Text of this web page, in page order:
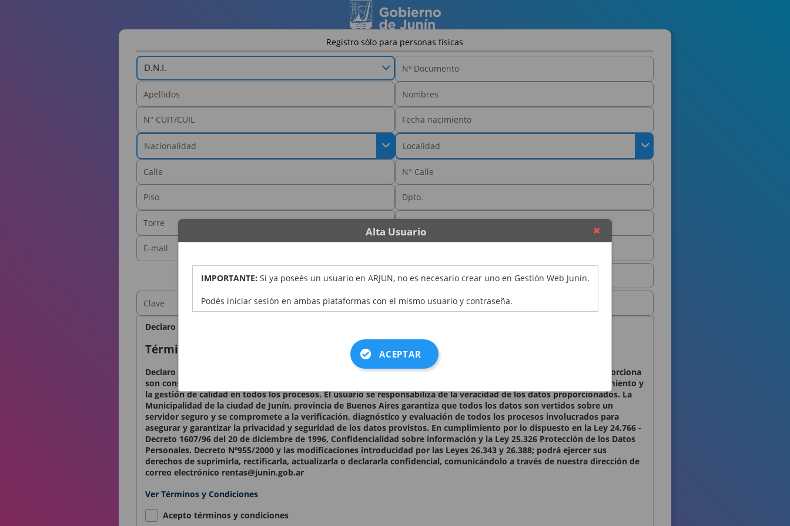
Registro sólo para personas físicas
D.N.I.
OBTENER CÓDIGO
Declaro bajo juramento que los datos consignados en el presente formulario son auténticos.
Términos y condiciones
Declaro conocer y aceptar lo establecido en la presente Declaración Jurada. Los datos personales que Ud. nos proporciona
son considerados confidenciales y serán incorporados a la base de datos del Municipio para posibilitar el mantenimiento y
la gestión de calidad en todos los procesos. El usuario se responsabiliza de la veracidad de los datos proporcionados. La
Municipalidad de la ciudad de Junín, provincia de Buenos Aires garantiza que todos los datos son vertidos sobre un
servidor seguro y se compromete a la verificación, diagnóstico y evaluación de todos los procesos involucrados para
asegurar y garantizar la privacidad y seguridad de los datos provistos. En cumplimiento por lo dispuesto en la Ley 24.766 -
Decreto 1607/96 del 20 de diciembre de 1996, Confidencialidad sobre información y la Ley 25.326 Protección de los Datos
Personales. Decreto Nº955/2000 y las modificaciones introducidad por las Leyes 26.343 y 26.388; podrá ejercer sus
derechos de suprimirla, rectificarla, actualizarla o declararla confidencial, comunicándolo a través de nuestra dirección de
correo electrónico rentas@junin.gob.ar
Ver Términos y Condiciones
Acepto términos y condiciones
Alta Usuario
IMPORTANTE: Si ya poseés un usuario en ARJUN, no es necesario crear uno en Gestión Web Junín.
Podés iniciar sesión en ambas plataformas con el mismo usuario y contraseña.
ACEPTAR